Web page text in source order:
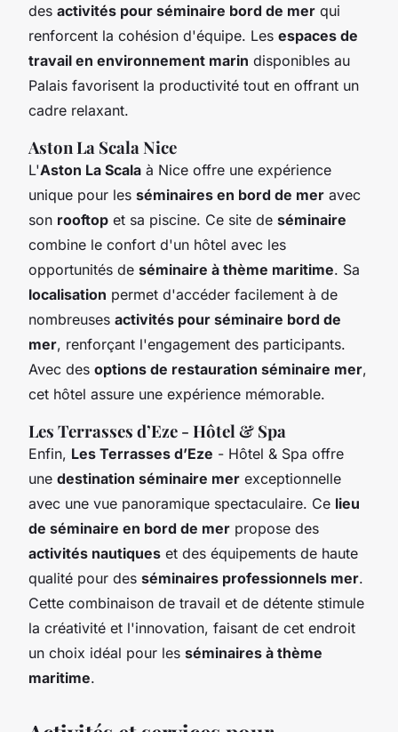
des activités pour séminaire bord de mer qui
renforcent la cohésion d'équipe. Les espaces de
travail en environnement marin disponibles au
Palais favorisent la productivité tout en offrant un
cadre relaxant.
Aston La Scala Nice
L'Aston La Scala à Nice offre une expérience
unique pour les séminaires en bord de mer avec
son rooftop et sa piscine. Ce site de séminaire
combine le confort d'un hôtel avec les
opportunités de séminaire à thème maritime. Sa
localisation permet d'accéder facilement à de
nombreuses activités pour séminaire bord de
mer, renforçant l'engagement des participants.
Avec des options de restauration séminaire mer,
cet hôtel assure une expérience mémorable.
Les Terrasses d’Eze - Hôtel & Spa
Enfin, Les Terrasses d’Eze - Hôtel & Spa offre
une destination séminaire mer exceptionnelle
avec une vue panoramique spectaculaire. Ce lieu
de séminaire en bord de mer propose des
activités nautiques et des équipements de haute
qualité pour des séminaires professionnels mer.
Cette combinaison de travail et de détente stimule
la créativité et l'innovation, faisant de cet endroit
un choix idéal pour les séminaires à thème
maritime.